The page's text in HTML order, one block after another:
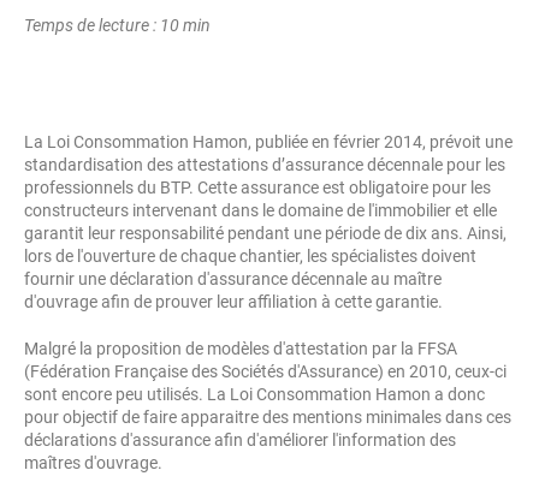
Temps de lecture : 10 min
La Loi Consommation Hamon, publiée en février 2014, prévoit une
standardisation des attestations d’assurance décennale pour les
professionnels du BTP. Cette assurance est obligatoire pour les
constructeurs intervenant dans le domaine de l'immobilier et elle
garantit leur responsabilité pendant une période de dix ans. Ainsi,
lors de l'ouverture de chaque chantier, les spécialistes doivent
fournir une déclaration d'assurance décennale au maître
d'ouvrage afin de prouver leur affiliation à cette garantie.
Malgré la proposition de modèles d'attestation par la FFSA
(Fédération Française des Sociétés d'Assurance) en 2010, ceux-ci
sont encore peu utilisés. La Loi Consommation Hamon a donc
pour objectif de faire apparaitre des mentions minimales dans ces
déclarations d'assurance afin d'améliorer l'information des
maîtres d'ouvrage.